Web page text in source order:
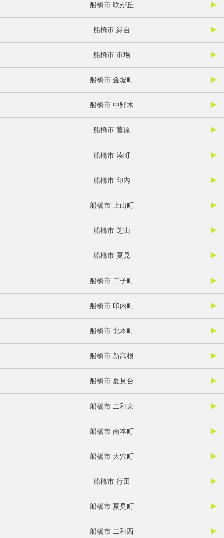
船橋市 咲が丘
船橋市 緑台
船橋市 市場
船橋市 金堀町
船橋市 中野木
船橋市 藤原
船橋市 湊町
船橋市 印内
船橋市 上山町
船橋市 芝山
船橋市 夏見
船橋市 二子町
船橋市 印内町
船橋市 北本町
船橋市 新高根
船橋市 夏見台
船橋市 二和東
船橋市 南本町
船橋市 大穴町
船橋市 行田
船橋市 夏見町
船橋市 二和西